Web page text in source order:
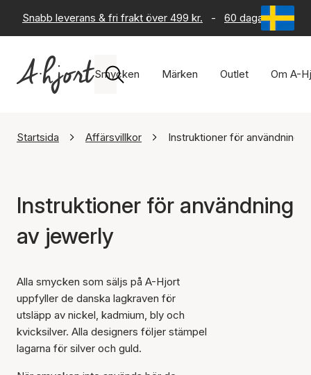
Snabb leverans & fri frakt över 499 kr. - 60 dagars
Smycken Märken Outlet Om A-
Startsida Affärsvillkor Instruktioner för användning
Instruktioner för användning
av jewerly
Alla smycken som säljs på A-Hjort
uppfyller de danska lagkraven för
utsläpp av nickel, kadmium, bly och
kvicksilver. Alla designers följer stämpel
lagarna för silver och guld.